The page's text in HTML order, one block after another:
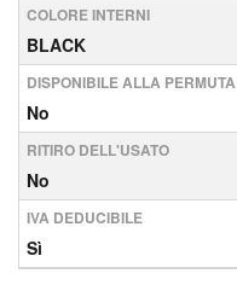
COLORE INTERNI
BLACK
DISPONIBILE ALLA PERMUTA
No
RITIRO DELL'USATO
No
IVA DEDUCIBILE
Sì